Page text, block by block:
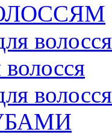
волосся
волосся